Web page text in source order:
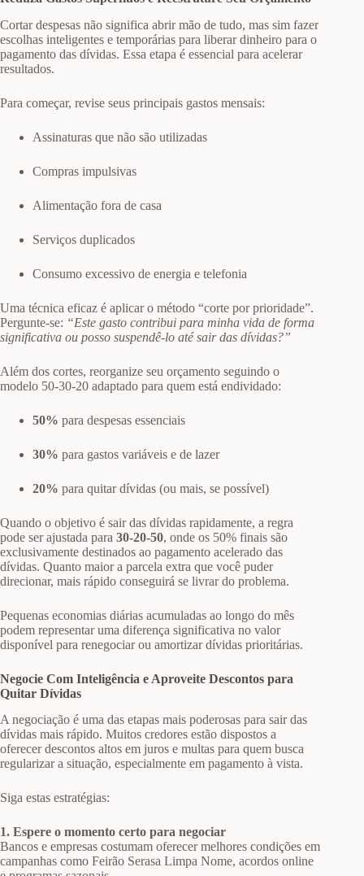
Cortar despesas não significa abrir mão de tudo, mas sim fazer
escolhas inteligentes e temporárias para liberar dinheiro para o
pagamento das dívidas. Essa etapa é essencial para acelerar
resultados.
Para começar, revise seus principais gastos mensais:
Assinaturas que não são utilizadas
Compras impulsivas
Alimentação fora de casa
Serviços duplicados
Consumo excessivo de energia e telefonia
Uma técnica eficaz é aplicar o método “corte por prioridade”.
Pergunte-se: “Este gasto contribui para minha vida de forma
significativa ou posso suspendê-lo até sair das dívidas?”
Além dos cortes, reorganize seu orçamento seguindo o
modelo 50-30-20 adaptado para quem está endividado:
50% para despesas essenciais
30% para gastos variáveis e de lazer
20% para quitar dívidas (ou mais, se possível)
Quando o objetivo é sair das dívidas rapidamente, a regra
pode ser ajustada para 30-20-50, onde os 50% finais são
exclusivamente destinados ao pagamento acelerado das
dívidas. Quanto maior a parcela extra que você puder
direcionar, mais rápido conseguirá se livrar do problema.
Pequenas economias diárias acumuladas ao longo do mês
podem representar uma diferença significativa no valor
disponível para renegociar ou amortizar dívidas prioritárias.
Negocie Com Inteligência e Aproveite Descontos para
Quitar Dívidas
A negociação é uma das etapas mais poderosas para sair das
dívidas mais rápido. Muitos credores estão dispostos a
oferecer descontos altos em juros e multas para quem busca
regularizar a situação, especialmente em pagamento à vista.
Siga estas estratégias:
1. Espere o momento certo para negociar
Bancos e empresas costumam oferecer melhores condições em
campanhas como Feirão Serasa Limpa Nome, acordos online